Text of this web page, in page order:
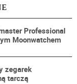
Professional
Moonwatchem
zegarek
tarczą